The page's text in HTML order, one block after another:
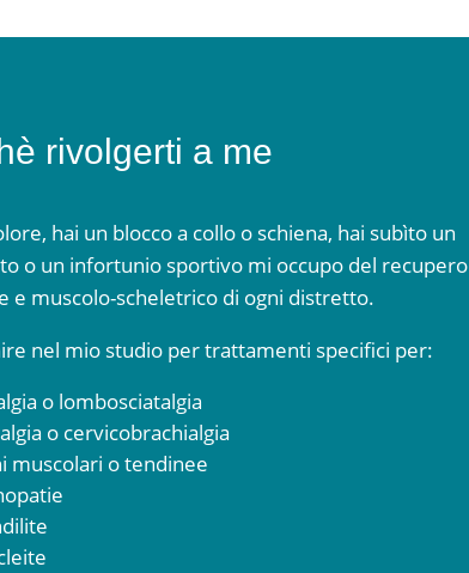
rivolgerti a me
hai un blocco a collo o schiena, hai subìto un
o un infortunio sportivo mi occupo del recupero
e muscolo-scheletrico di ogni distretto.
nel mio studio per trattamenti specifici per:
o lombosciatalgia
o cervicobrachialgia
muscolari o tendinee